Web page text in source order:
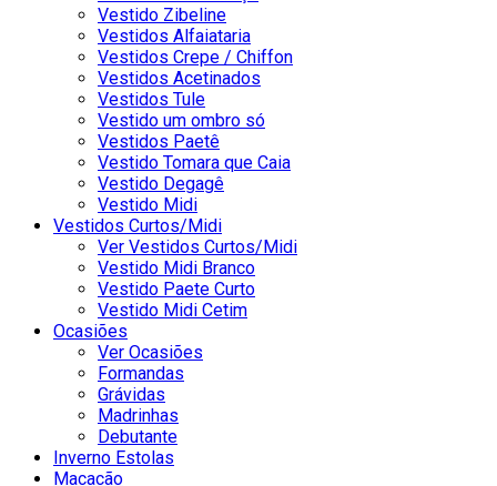
Vestido Zibeline
Vestidos Alfaiataria
Vestidos Crepe / Chiffon
Vestidos Acetinados
Vestidos Tule
Vestido um ombro só
Vestidos Paetê
Vestido Tomara que Caia
Vestido Degagê
Vestido Midi
Vestidos Curtos/Midi
Ver Vestidos Curtos/Midi
Vestido Midi Branco
Vestido Paete Curto
Vestido Midi Cetim
Ocasiões
Ver Ocasiões
Formandas
Grávidas
Madrinhas
Debutante
Inverno Estolas
Macacão